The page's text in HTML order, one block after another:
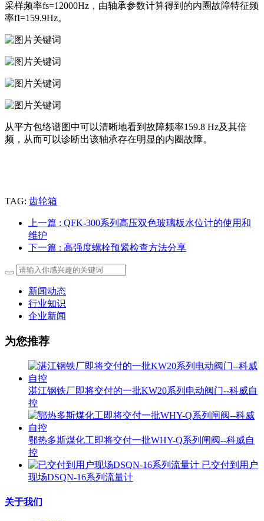
采样频率fs=12000Hz，由轴承参数计算得到的内圈故障特征频
率fI=159.9Hz。
从平方包络谱图中可以清晰地看到故障频率159.8 Hz及其倍
频，从而可以诊断出该轴承存在明显的内圈故障。
TAG: 齿轮箱
上一篇 : QFK-300系列高压双色玻璃板水位计的使用和
维护
下一篇 : 高强度螺栓预紧检查方法分享
新闻动态
行业知识
企业新闻
为您推荐
湛江钢铁厂即将交付的一批KW20系列电动阀门--科威自
控
鄂热多斯煤化工即将交付一批WHY-Q系列闸阀--科威自
控
已交付到用户
现场DSQN-16系列流量计
关于我们